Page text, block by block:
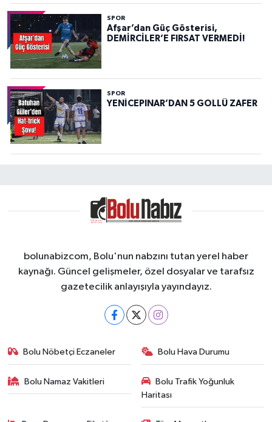
SPOR
Afşar’dan Güç Gösterisi,
DEMİRCİLER’E FIRSAT VERMEDİ!
SPOR
YENİCEPINAR’DAN 5 GOLLÜ ZAFER
bolunabizcom, Bolu'nun nabzını tutan yerel haber
kaynağı. Güncel gelişmeler, özel dosyalar ve tarafsız
gazetecilik anlayışıyla yayındayız.
Bolu Nöbetçi Eczaneler Bolu Hava Durumu
Bolu Namaz Vakitleri
Bolu Trafik Yoğunluk
Haritası